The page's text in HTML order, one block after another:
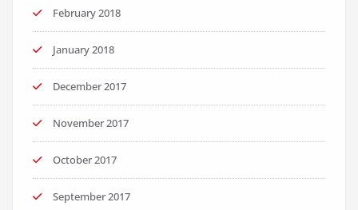
February 2018
January 2018
December 2017
November 2017
October 2017
September 2017